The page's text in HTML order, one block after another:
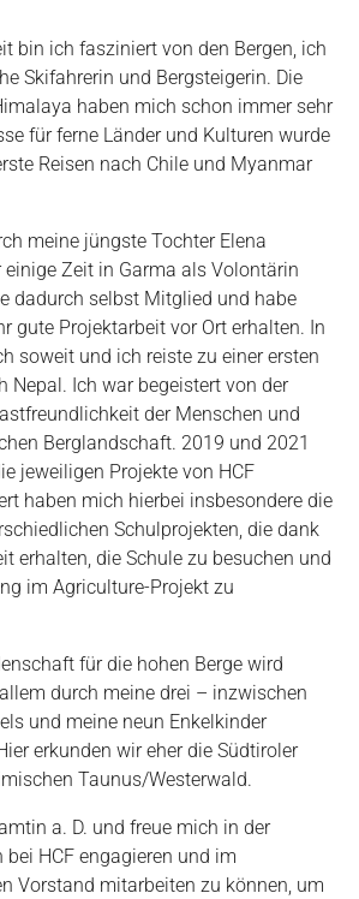
bin ich fasziniert von den Bergen, ich
Skifahrerin und Bergsteigerin. Die
haben mich schon immer sehr
für ferne Länder und Kulturen wurde
Reisen nach Chile und Myanmar
meine jüngste Tochter Elena
Zeit in Garma als Volontärin
dadurch selbst Mitglied und habe
gute Projektarbeit vor Ort erhalten. In
soweit und ich reiste zu einer ersten
Nepal. Ich war begeistert von der
der Menschen und
Berglandschaft. 2019 und 2021
jeweiligen Projekte von HCF
haben mich hierbei insbesondere die
Schulprojekten, die dank
erhalten, die Schule zu besuchen und
im Agriculture-Projekt zu
für die hohen Berge wird
durch meine drei – inzwischen
und meine neun Enkelkinder
erkunden wir eher die Südtiroler
Taunus/Westerwald.
a. D. und freue mich in der
bei HCF engagieren und im
Vorstand mitarbeiten zu können, um